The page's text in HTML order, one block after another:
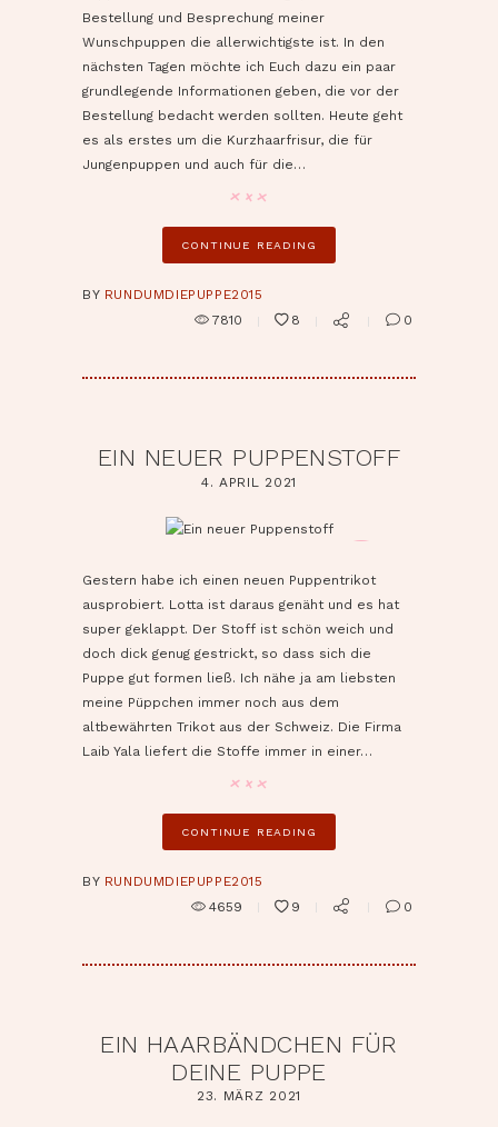
Bestellung und Besprechung meiner
Wunschpuppen die allerwichtigste ist. In den
nächsten Tagen möchte ich Euch dazu ein paar
grundlegende Informationen geben, die vor der
Bestellung bedacht werden sollten. Heute geht
es als erstes um die Kurzhaarfrisur, die für
Jungenpuppen und auch für die…
CONTINUE READING
BY RUNDUMDIEPUPPE2015
7810
8 0
EIN NEUER PUPPENSTOFF
4. APRIL 2021
Gestern habe ich einen neuen Puppentrikot
ausprobiert. Lotta ist daraus genäht und es hat
super geklappt. Der Stoff ist schön weich und
doch dick genug gestrickt, so dass sich die
Puppe gut formen ließ. Ich nähe ja am liebsten
meine Püppchen immer noch aus dem
altbewährten Trikot aus der Schweiz. Die Firma
Laib Yala liefert die Stoffe immer in einer…
CONTINUE READING
BY RUNDUMDIEPUPPE2015
4659
9 0
EIN HAARBÄNDCHEN FÜR
DEINE PUPPE
23. MÄRZ 2021